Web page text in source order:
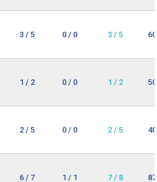
3 / 5 0 / 0 3 / 5
1 / 2 0 / 0 1 / 2
2 / 5 0 / 0 2 / 5
6 / 7 1 / 1 7 / 8